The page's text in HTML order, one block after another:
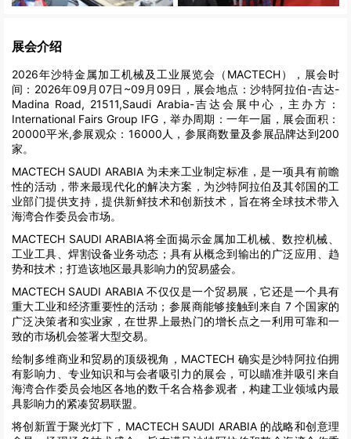
展会介绍
2026年沙特金属加工机械及工业展览会（MACTECH），展会时
间：2026年09月07日~09月09日，展会地点：沙特阿拉伯-吉达-
Madina Road, 21511,Saudi Arabia-吉达会展中心，主办方：
International Fairs Group IFG，举办周期：一年一届，展会面积：
20000平米,参展观众：16000人，参展商数量及参展品牌达到200
家。
MACTECH SAUDI ARABIA 为未来工业制定标准，是一项具有前瞻
性的活动，带来最现代化的解决方案，为沙特阿拉伯及其邻国的工
业部门提供支持，提供新鲜技术和创新技术，旨在将全球技术带入
海湾合作委员会市场。
MACTECH SAUDI ARABIA将全面揭示金属加工机械、数控机械、
工业工具、焊割设备业务动态；具有从概念到输出的广泛应用、趋
势和技术；打造该地区最具影响力的贸易盛会。
MACTECH SAUDI ARABIA 不仅仅是一个贸易展，它还是一个具有
重大工业和经济重要性的活动；参展商能够接触到来自 7 个国家的
广泛决策者和实业家，在世界上最热门的增长点之一利用可靠和一
致的市场机会签署大型交易。
绘制多维商业和贸易的顶级视角，MACTECH 确实是沙特阿拉伯拥
有影响力、专业知识和与会者吸引力的展会，可以瞄准并吸引来自
海湾合作委员会地区各地的数千名合格参观者，构建工业领域内最
具影响力的紧凑贸易联盟。
将创新置于聚光灯下，MACTECH SAUDI ARABIA 的战略和创意理